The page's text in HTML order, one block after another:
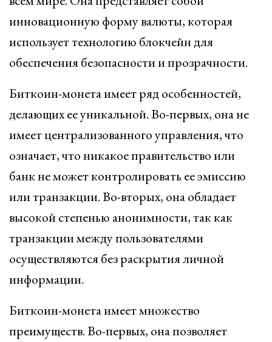
инновационную форму валюты, которая
использует технологию блокчейн для
обеспечения безопасности и прозрачности.
Биткоин-монета имеет ряд особенностей,
делающих ее уникальной. Во-первых, она не
имеет централизованного управления, что
означает, что никакое правительство или
банк не может контролировать ее эмиссию
или транзакции. Во-вторых, она обладает
высокой степенью анонимности, так как
транзакции между пользователями
осуществляются без раскрытия личной
информации.
Биткоин-монета имеет множество
преимуществ. Во-первых, она позволяет